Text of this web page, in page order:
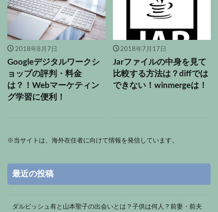
2018年8月7日
Googleデジタルワークシ
ョップの評判・料金
は？！Webマーケティン
グ学習に便利！
2018年7月17日
Jarファイルの中身を見て
比較する方法は？diffでは
できない！winmergeは！
※ 当サイトは、海外在住者に向けて情報を発信しています。
最近の投稿
ダルビッシュ有と山本聖子の出会いとは？子供は何人？前妻・前夫